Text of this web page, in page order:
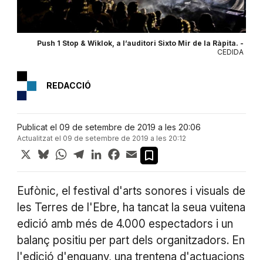
Push 1 Stop & Wiklok, a l’auditori Sixto Mir de la Ràpita. -
CEDIDA
REDACCIÓ
Publicat el 09 de setembre de 2019 a les 20:06
Actualitzat el 09 de setembre de 2019 a les 20:12
X BlueskyWhatsApp
TelegramLinkedInFacebook
Email
Eufònic, el festival d'arts sonores i visuals de
les Terres de l'Ebre, ha tancat la seua vuitena
edició amb més de 4.000 espectadors i un
balanç positiu per part dels organitzadors. En
l'edició d'enguany, una trentena d'actuacions